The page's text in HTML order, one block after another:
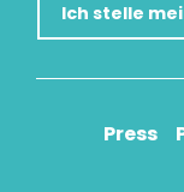
Ich stelle
Press